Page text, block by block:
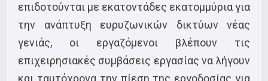
επιδοτούνται με εκατοντάδες εκατομμύρια για
την ανάπτυξη ευρυζωνικών δικτύων νέας
γενιάς, οι εργαζόμενοι βλέπουν τις
επιχειρησιακές συμβάσεις εργασίας να λήγουν
και ταυτόχρονα την πίεση της εργοδοσίας για